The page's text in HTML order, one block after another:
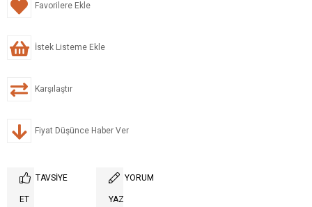
Favorilere Ekle
İstek Listeme Ekle
Karşılaştır
Fiyat Düşünce Haber Ver
TAVSIYE
ET
YORUM
YAZ